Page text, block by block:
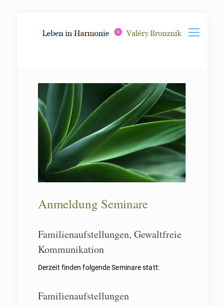
Anmeldung Seminare
Familienaufstellungen, Gewaltfreie
Kommunikation
Derzeit finden folgende Seminare statt:
Familienaufstellungen